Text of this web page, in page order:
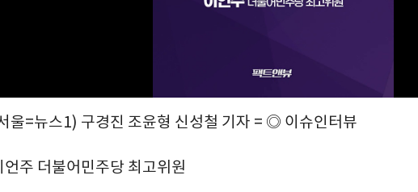
울=뉴스1) 구경진 조윤형 신성철 기자 = ◎ 이슈인터뷰
언주 더불어민주당 최고위원